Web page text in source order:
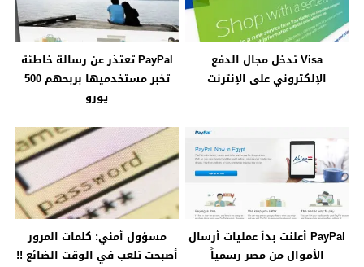
Visa تدخل مجال الدفع
الإلكتروني على الإنترنت
PayPal تعتذر عن رسالة خاطئة
تخبر مستخدميها بربحهم 500
يورو
PayPal أعلنت بدأ عمليات أرسال
الأموال من مصر رسمياً
مسؤول أمني: كلمات المرور
أصبحت تلعب في الوقت الضائع !!